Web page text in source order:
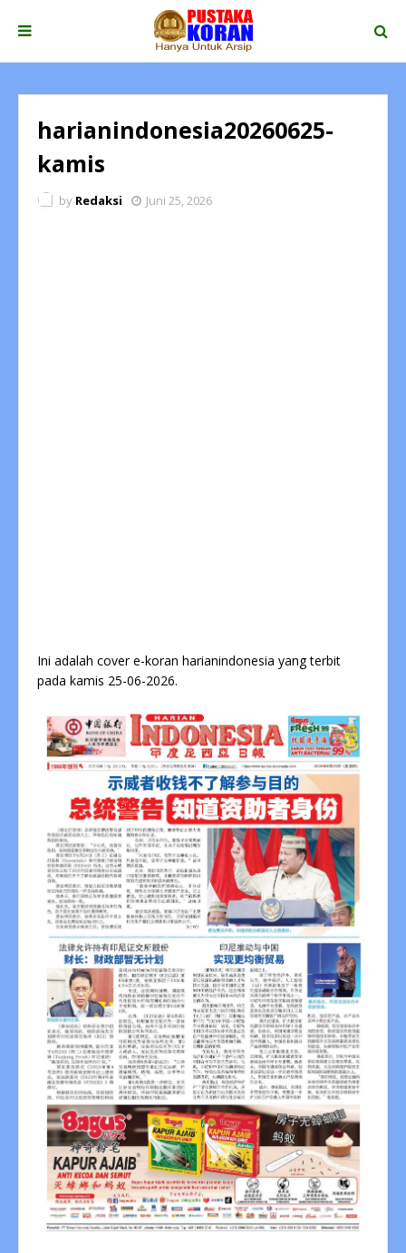
harianindonesia20260625-
kamis
by Redaksi Juni 25, 2026
Ini adalah cover e-koran harianindonesia yang terbit
pada kamis 25-06-2026.